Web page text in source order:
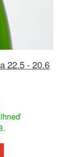
22.5 - 20.6